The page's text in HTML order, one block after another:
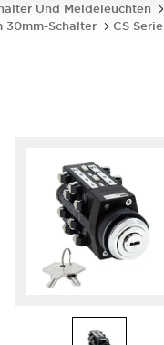
Und Meldeleuchten
30mm-Schalter
CS Serie